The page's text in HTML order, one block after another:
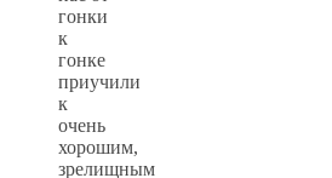
гонки
к
гонке
приучили
к
очень
хорошим,
зрелищным